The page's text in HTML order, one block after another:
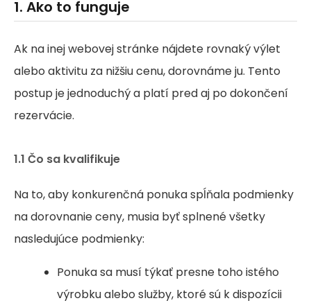
1. Ako to funguje
Ak na inej webovej stránke nájdete rovnaký výlet
alebo aktivitu za nižšiu cenu, dorovnáme ju. Tento
postup je jednoduchý a platí pred aj po dokončení
rezervácie.
1.1 Čo sa kvalifikuje
Na to, aby konkurenčná ponuka spĺňala podmienky
na dorovnanie ceny, musia byť splnené všetky
nasledujúce podmienky:
Ponuka sa musí týkať presne toho istého
výrobku alebo služby, ktoré sú k dispozícii